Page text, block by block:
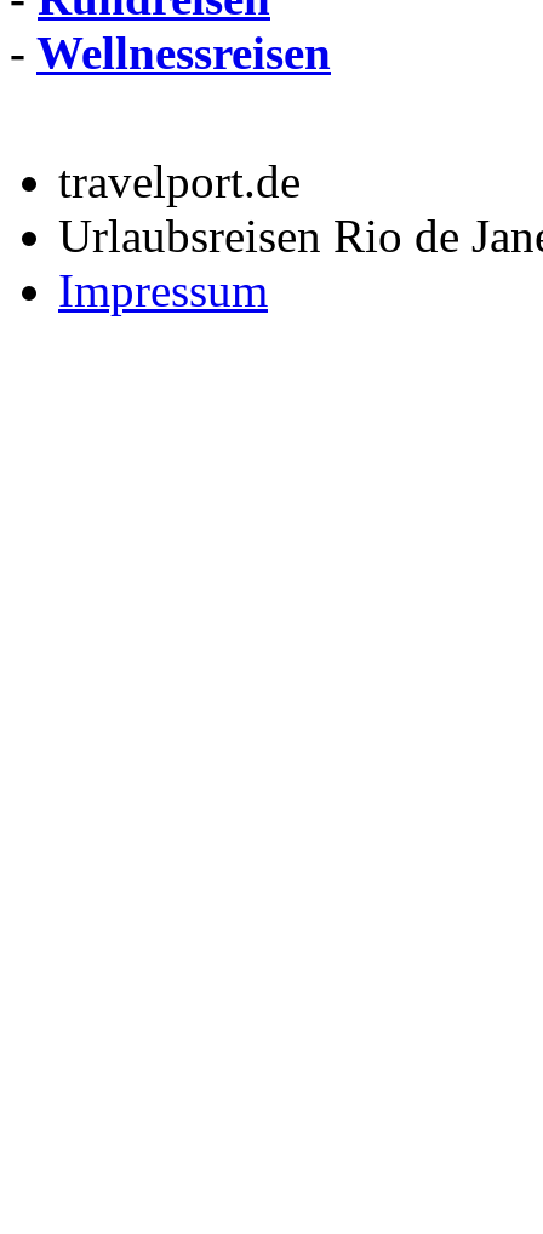
- Wellnessreisen
travelport.de
Urlaubsreisen Rio de
Impressum